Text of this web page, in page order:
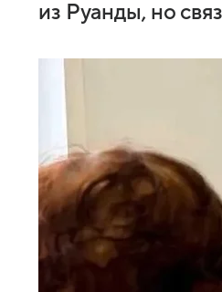
из Руанды, но